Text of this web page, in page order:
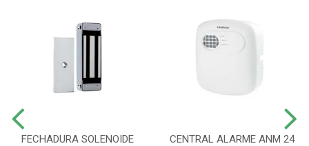
FECHADURA SOLENOIDE
CENTRAL ALARME ANM 24